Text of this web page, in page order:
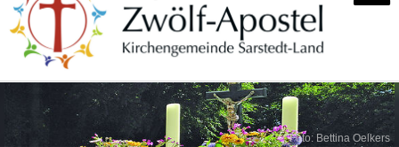
Foto: Bettina Oelkers